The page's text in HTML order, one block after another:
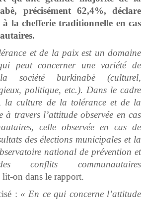
précisément 62,4%, déclare
à la chefferie traditionnelle en cas
et de la paix est un domaine
peut concerner une variété de
société burkinabè (culturel,
politique, etc.). Dans le cadre
la culture de la tolérance et de la
à travers l’attitude observée en cas
celle observée en cas de
des élections municipales et la
national de prévention et
conflits communautaires
lit-on dans le rapport.
: « En ce qui concerne l’attitude